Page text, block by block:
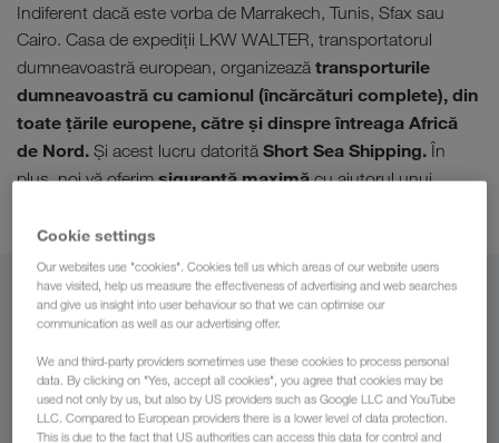
Indiferent dacă este vorba de Marrakech, Tunis, Sfax sau
Cairo. Casa de expediţii LKW WALTER, transportatorul
dumneavoastră european, organizează transporturile
dumneavoastră cu camionul (încărcături complete), din
toate ţările europene, către şi dinspre întreaga Africă
de Nord. Și acest lucru datorită Short Sea Shipping. În
plus, noi vă oferimsiguranță maximăcu ajutorul unui
Din
Cookie settings
Our websites use "cookies". Cookies tell us which areas of our website users
have visited, help us measure the effectiveness of advertising and web searches
and give us insight into user behaviour so that we can optimise our
communication as well as our advertising offer.
We and third-party providers sometimes use these cookies to process personal
data. By clicking on "Yes, accept all cookies", you agree that cookies may be
used not only by us, but also by US providers such as Google LLC and YouTube
LLC. Compared to European providers there is a lower level of data protection.
This is due to the fact that US authorities can access this data for control and